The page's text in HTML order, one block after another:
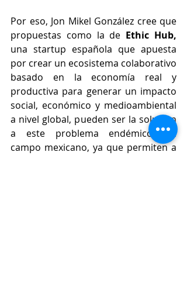
Por eso, Jon Mikel González cree que
propuestas como la de
una startup española que apuesta
por crear un ecosistema colaborativo
basado en la economía real y
productiva para generar un impacto
social, económico y medioambiental
a nivel global, pueden ser la solución
a este problema endémico del
campo mexicano, ya que permiten a